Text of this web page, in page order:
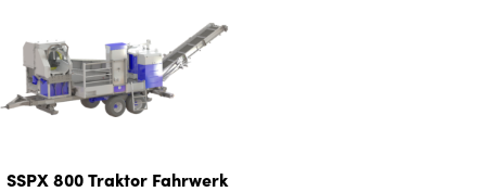
SSPX 800 Traktor Fahrwerk